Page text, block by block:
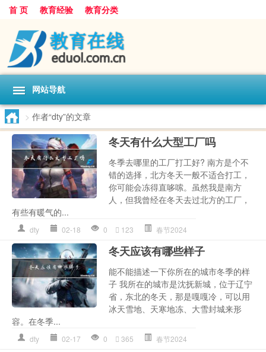
首 页 教育经验 教育分类
网站导航
> 作者“dty”的文章
冬天有什么大型工厂吗
冬季去哪里的工厂打工好? 南方是个不
错的选择，北方冬天一般不适合打工，
你可能会冻得直哆嗦。虽然我是南方
人，但我曾经在冬天去过北方的工厂，
有些有暖气的...
dty 02-18 0 123 春节2024
冬天应该有哪些样子
能不能描述一下你所在的城市冬季的样
子 我所在的城市是沈抚新城，位于辽宁
省，东北的冬天，那是嘎嘎冷，可以用
冰天雪地、天寒地冻、大雪封城来形
容。在冬季...
dty 02-17 0 365 春节2024